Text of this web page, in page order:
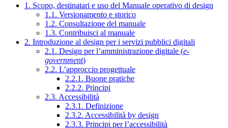
1. Scopo, destinatari e uso del Manuale operativo di design
1.1. Versionamento e storico
1.2. Consultazione del manuale
1.3. Contribuisci al manuale
2. Introduzione al design per i servizi pubblici digitali
2.1. Design per l’amministrazione digitale (e-
government)
2.2. L’approccio progettuale
2.2.1. Buone pratiche
2.2.2. Principi
2.3. Accessibilità
2.3.1. Definizione
2.3.2. Accessibilità by design
2.3.3. Principi per l’accessibilità